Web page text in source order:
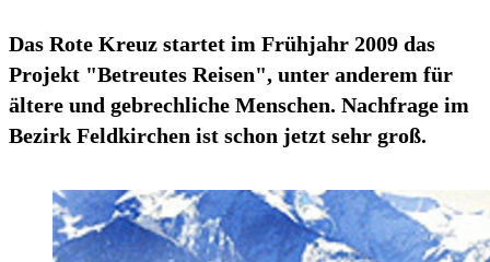
Das Rote Kreuz startet im Frühjahr 2009 das
Projekt "Betreutes Reisen", unter anderem für
ältere und gebrechliche Menschen. Nachfrage im
Bezirk Feldkirchen ist schon jetzt sehr groß.